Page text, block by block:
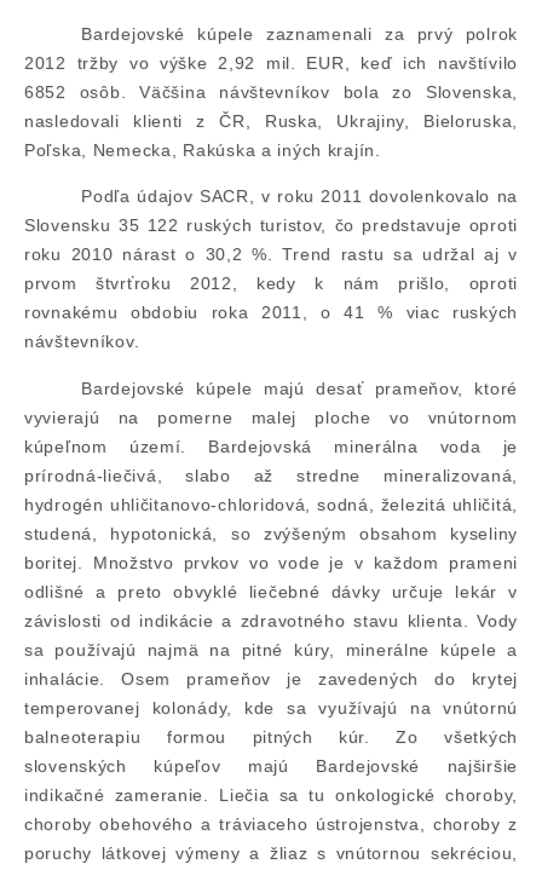
Bardejovské kúpele zaznamenali za prvý polrok
2012 tržby vo výške 2,92 mil. EUR, keď ich navštívilo
6852 osôb. Väčšina návštevníkov bola zo Slovenska,
nasledovali klienti z ČR, Ruska, Ukrajiny, Bieloruska,
Poľska, Nemecka, Rakúska a iných krajín.
Podľa údajov SACR, v roku 2011 dovolenkovalo na
Slovensku 35 122 ruských turistov, čo predstavuje oproti
roku 2010 nárast o 30,2 %. Trend rastu sa udržal aj v
prvom štvrťroku 2012, kedy k nám prišlo, oproti
rovnakému obdobiu roka 2011, o 41 % viac ruských
návštevníkov.
Bardejovské kúpele majú desať prameňov, ktoré
vyvierajú na pomerne malej ploche vo vnútornom
kúpeľnom území. Bardejovská minerálna voda je
prírodná-liečivá, slabo až stredne mineralizovaná,
hydrogén uhličitanovo-chloridová, sodná, železitá uhličitá,
studená, hypotonická, so zvýšeným obsahom kyseliny
boritej. Množstvo prvkov vo vode je v každom prameni
odlišné a preto obvyklé liečebné dávky určuje lekár v
závislosti od indikácie a zdravotného stavu klienta. Vody
sa používajú najmä na pitné kúry, minerálne kúpele a
inhalácie. Osem prameňov je zavedených do krytej
temperovanej kolonády, kde sa využívajú na vnútornú
balneoterapiu formou pitných kúr. Zo všetkých
slovenských kúpeľov majú Bardejovské najširšie
indikačné zameranie. Liečia sa tu onkologické choroby,
choroby obehového a tráviaceho ústrojenstva, choroby z
poruchy látkovej výmeny a žliaz s vnútornou sekréciou,